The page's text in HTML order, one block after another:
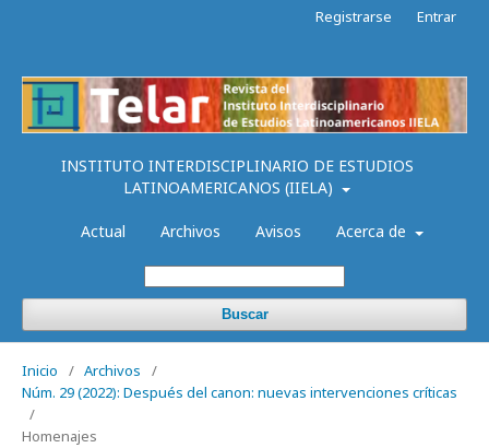
INSTITUTO INTERDISCIPLINARIO DE ESTUDIOS
LATINOAMERICANOS (IIELA)
Actual Archivos Avisos Acerca de
Buscar
Registrarse Entrar
Inicio / Archivos
/
Núm. 29 (2022): Después del canon: nuevas intervenciones críticas
/
Homenajes